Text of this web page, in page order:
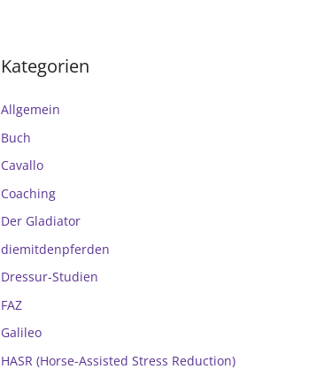
Kategorien
Allgemein
Buch
Cavallo
Coaching
Der Gladiator
diemitdenpferden
Dressur-Studien
FAZ
Galileo
HASR (Horse-Assisted Stress Reduction)